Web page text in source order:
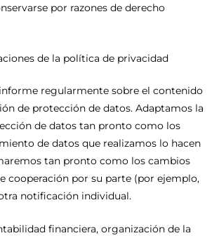
por razones de derecho
de la política de privacidad
regularmente sobre el contenido
de protección de datos. Adaptamos la
de datos tan pronto como los
de datos que realizamos lo hacen
tan pronto como los cambios
cooperación por su parte (por ejemplo,
notificación individual.
financiera, organización de la